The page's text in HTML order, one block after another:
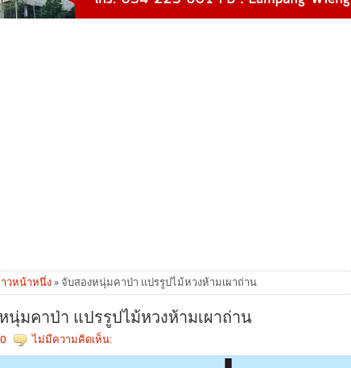
วหน้าหนึ่ง » จับสองหนุ่มคาป่า แปรรูปไม้หวงห้ามเผาถ่าน
นุ่มคาป่า แปรรูปไม้หวงห้ามเผาถ่าน
ไม่มีความคิดเห็น: